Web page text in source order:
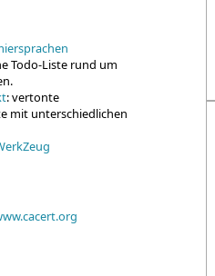
Todo-Liste rund um
: vertonte
mit unterschiedlichen